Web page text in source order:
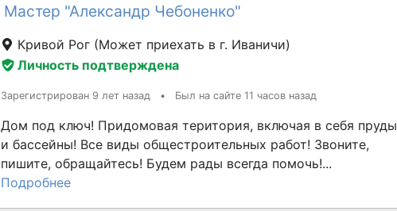
Мастер "Александр Чебоненко"
Кривой Рог (Может приехать в г. Иваничи)
Личность подтверждена
Зарегистрирован 9 лет назад • Был на сайте 11 часов назад
Дом под ключ! Придомовая територия, включая в себя пруды
и бассейны! Все виды общестроительных работ! Звоните,
пишите, обращайтесь! Будем рады всегда помочь!...
Подробнее